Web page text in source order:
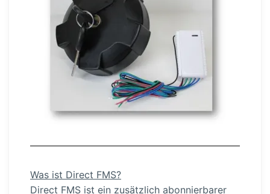
Was ist Direct FMS?
Direct FMS ist ein zusätzlich abonnier­barer